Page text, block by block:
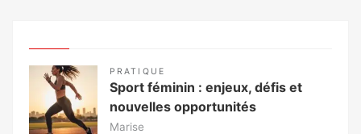
PRATIQUE
Sport féminin : enjeux, défis et
nouvelles opportunités
Marise